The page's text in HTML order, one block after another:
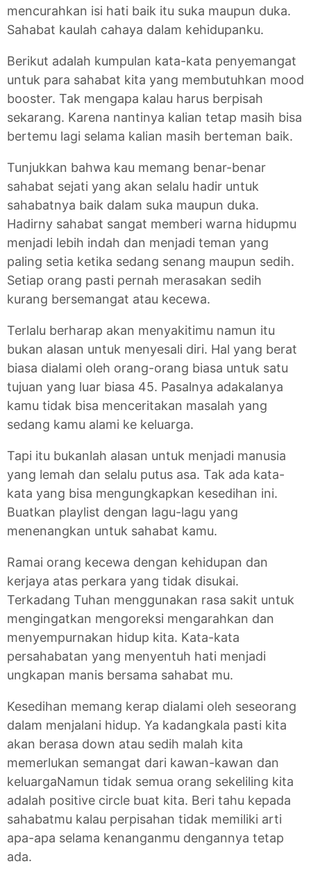
mencurahkan isi hati baik itu suka maupun duka.
Sahabat kaulah cahaya dalam kehidupanku.
Berikut adalah kumpulan kata-kata penyemangat
untuk para sahabat kita yang membutuhkan mood
booster. Tak mengapa kalau harus berpisah
sekarang. Karena nantinya kalian tetap masih bisa
bertemu lagi selama kalian masih berteman baik.
Tunjukkan bahwa kau memang benar-benar
sahabat sejati yang akan selalu hadir untuk
sahabatnya baik dalam suka maupun duka.
Hadirny sahabat sangat memberi warna hidupmu
menjadi lebih indah dan menjadi teman yang
paling setia ketika sedang senang maupun sedih.
Setiap orang pasti pernah merasakan sedih
kurang bersemangat atau kecewa.
Terlalu berharap akan menyakitimu namun itu
bukan alasan untuk menyesali diri. Hal yang berat
biasa dialami oleh orang-orang biasa untuk satu
tujuan yang luar biasa 45. Pasalnya adakalanya
kamu tidak bisa menceritakan masalah yang
sedang kamu alami ke keluarga.
Tapi itu bukanlah alasan untuk menjadi manusia
yang lemah dan selalu putus asa. Tak ada kata-
kata yang bisa mengungkapkan kesedihan ini.
Buatkan playlist dengan lagu-lagu yang
menenangkan untuk sahabat kamu.
Ramai orang kecewa dengan kehidupan dan
kerjaya atas perkara yang tidak disukai.
Terkadang Tuhan menggunakan rasa sakit untuk
mengingatkan mengoreksi mengarahkan dan
menyempurnakan hidup kita. Kata-kata
persahabatan yang menyentuh hati menjadi
ungkapan manis bersama sahabat mu.
Kesedihan memang kerap dialami oleh seseorang
dalam menjalani hidup. Ya kadangkala pasti kita
akan berasa down atau sedih malah kita
memerlukan semangat dari kawan-kawan dan
keluargaNamun tidak semua orang sekeliling kita
adalah positive circle buat kita. Beri tahu kepada
sahabatmu kalau perpisahan tidak memiliki arti
apa-apa selama kenanganmu dengannya tetap
ada.